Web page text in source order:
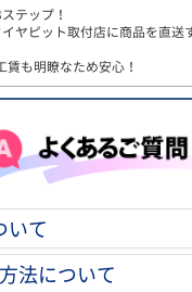
テップ！
ヤピット取付店に商品を直送
も明瞭なため安心！
いて
法について